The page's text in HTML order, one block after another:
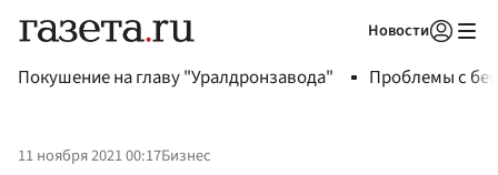
Новости
Покушение на главу "Уралдронзавода" Проблемы с
11 ноября 2021 00:17Бизнес